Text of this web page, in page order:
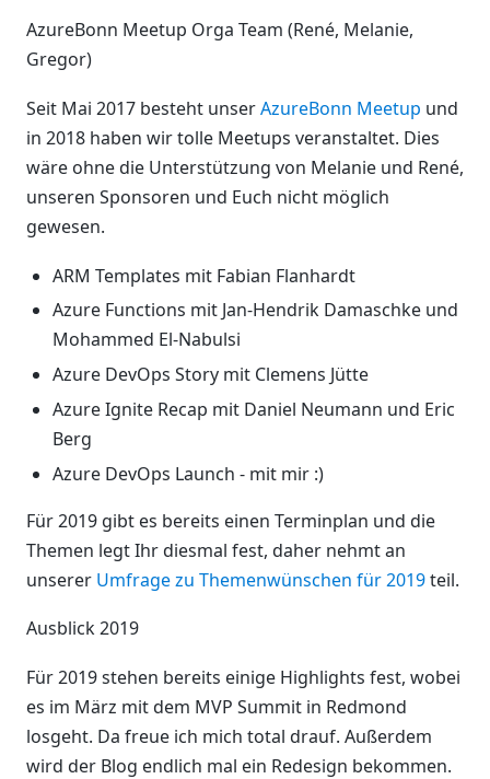
AzureBonn Meetup Orga Team (René, Melanie,
Gregor)
Seit Mai 2017 besteht unserAzureBonn Meetup und
in 2018 haben wir tolle Meetups veranstaltet. Dies
wäre ohne die Unterstützung von Melanie und René,
unseren Sponsoren und Euch nicht möglich
gewesen.
ARM Templates mit Fabian Flanhardt
Azure Functions mit Jan-Hendrik Damaschke und
Mohammed El-Nabulsi
Azure DevOps Story mit Clemens Jütte
Azure Ignite Recap mit Daniel Neumann und Eric
Berg
Azure DevOps Launch - mit mir :)
Für 2019 gibt es bereits einen Terminplan und die
Themen legt Ihr diesmal fest, daher nehmt an
unserer Umfrage zu Themenwünschen für 2019teil.
Ausblick 2019
Für 2019 stehen bereits einige Highlights fest, wobei
es im März mit dem MVP Summit in Redmond
losgeht. Da freue ich mich total drauf. Außerdem
wird der Blog endlich mal ein Redesign bekommen.